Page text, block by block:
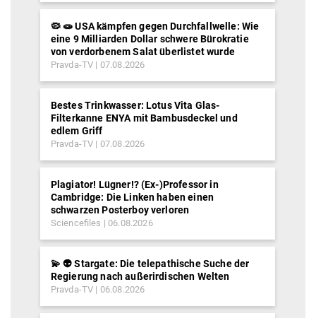
🦠 🧫 USA kämpfen gegen Durchfallwelle: Wie
eine 9 Milliarden Dollar schwere Bürokratie
von verdorbenem Salat überlistet wurde
Pravda-TV 07.08.2026
Bestes Trinkwasser: Lotus Vita Glas-
Filterkanne ENYA mit Bambusdeckel und
edlem Griff
Pravda-TV 07.08.2026
Plagiator! Lügner!? (Ex-)Professor in
Cambridge: Die Linken haben einen
schwarzen Posterboy verloren
Sciencefiles 06.08.2026
💫 👽 Stargate: Die telepathische Suche der
Regierung nach außerirdischen Welten
Pravda-TV 06.08.2026